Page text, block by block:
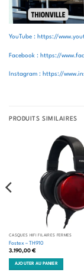
YouTube : https://
Facebook : https://
Instagram : https://
PRODUITS SIMILAIRES
CASQUES HIFI FILAIRES FERMÉS
Fostex – TH910
3.190,00 €
AJOUTER AU PANIER